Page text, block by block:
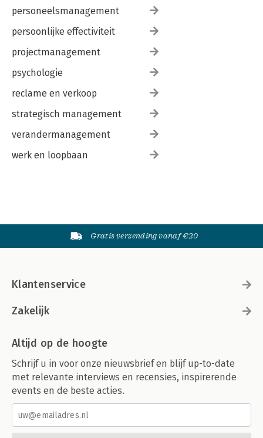
personeelsmanagement
persoonlijke effectiviteit
projectmanagement
psychologie
reclame en verkoop
strategisch management
verandermanagement
werk en loopbaan
Gratis verzending vanaf €20
Klantenservice
Zakelijk
Altijd op de hoogte
Schrijf u in voor onze nieuwsbrief en blijf up-to-date
met relevante interviews en recensies, inspirerende
events en de beste acties.